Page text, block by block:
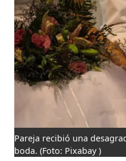
Pareja recibió una
boda.(Foto: Pixabay )